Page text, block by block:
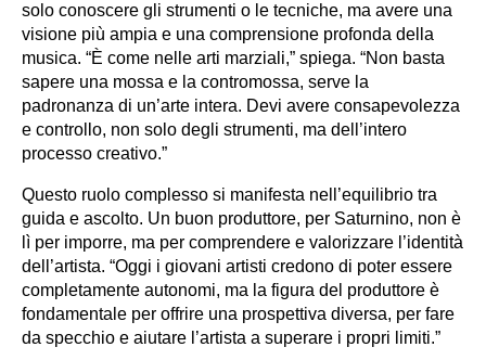
solo conoscere gli strumenti o le tecniche, ma avere una
visione più ampia e una comprensione profonda della
musica. “È come nelle arti marziali,” spiega. “Non basta
sapere una mossa e la contromossa, serve la
padronanza di un’arte intera. Devi avere consapevolezza
e controllo, non solo degli strumenti, ma dell’intero
processo creativo.”
Questo ruolo complesso si manifesta nell’equilibrio tra
guida e ascolto. Un buon produttore, per Saturnino, non è
lì per imporre, ma per comprendere e valorizzare l’identità
dell’artista. “Oggi i giovani artisti credono di poter essere
completamente autonomi, ma la figura del produttore è
fondamentale per offrire una prospettiva diversa, per fare
da specchio e aiutare l’artista a superare i propri limiti.”